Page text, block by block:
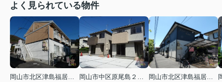
よく見られている物件
岡山市北区津島福居１丁目
岡山市中区原尾島２丁目
岡山市北区津島福居１丁目